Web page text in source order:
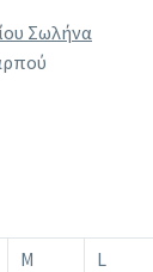
Σωλήνα
M L